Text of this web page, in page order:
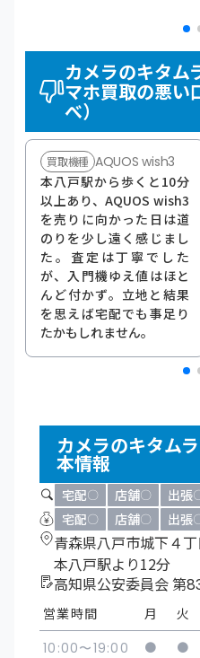
カメラのキタム
マホ買取の悪
べ）
買取機種 AQUOS wish3
本八戸駅から歩くと10分
以上あり、AQUOS wish3
を売りに向かった日は道
のりを少し遠く感じまし
た。査定は丁寧でした
が、入門機ゆえ値はほと
んど付かず。立地と結果
を思えば宅配でも事足り
たかもしれません。
カメラのキタム
本情報
宅配〇 店舗〇 出張
宅配〇 店舗〇 出張
青森県八戸市城下４
本八戸駅より12分
高知県公安委員会 第
営業時間
10:00〜19:00
月
●
火
●